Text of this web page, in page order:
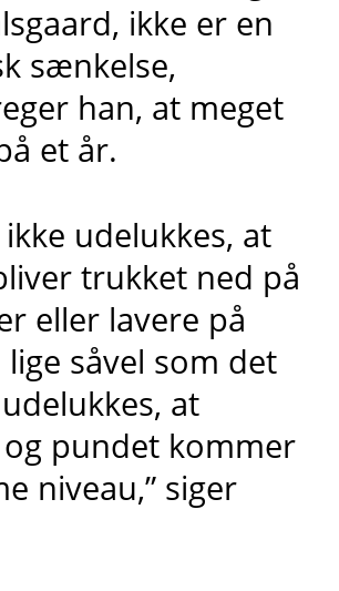
ikke er en
sænkelse,
han, at meget
et år.
ikke udelukkes, at
trukket ned på
eller lavere på
såvel som det
at
pundet kommer
niveau,” siger